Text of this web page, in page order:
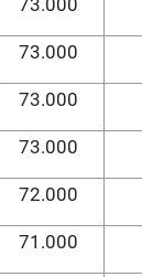
73.000
73.000
73.000
73.000
72.000
71.000